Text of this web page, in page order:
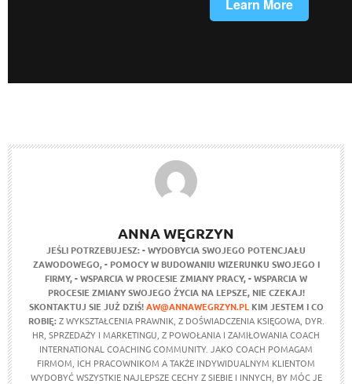
ANNA WĘGRZYN
JEŚLI POTRZEBUJESZ:- WYDOBYCIA SWOJEGO POTENCJAŁU
ZAWODOWEGO, - POMOCY W BUDOWANIU WIZERUNKU SWOJEGO I
FIRMY,- WSPARCIA W PROCESIE ZMIANY PRACY,- WSPARCIA W
PROCESIE ZMIANY SWOJEGO ŻYCIA NA LEPSZE, NIE CZEKAJ!
SKONTAKTUJ SIE JUŻ DZIŚ!AW@ANNAWEGRZYN.PL KIM JESTEM I CO
ROBIĘ:Z WYKSZTAŁCENIA PRAWNIK, Z DOŚWIADCZENIA KSIĘGOWA, DYR.
HR, SPRZEDAŻY I MARKETINGU, Z POWOŁANIA I ZAMIŁOWANIA COACH
INTERNATIONAL COACHING COMMUNITY. JAKO COACH POMAGAM
FIRMOM, ICH PRACOWNIKOM A TAKŻE INDYWIDUALNYM KLIENTOM
WYDOBYĆ WSZYSTKIE NAJLEPSZE CECHY Z SIEBIE I INNYCH, BY MÓC JE